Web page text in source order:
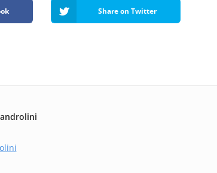
Share on Twitter